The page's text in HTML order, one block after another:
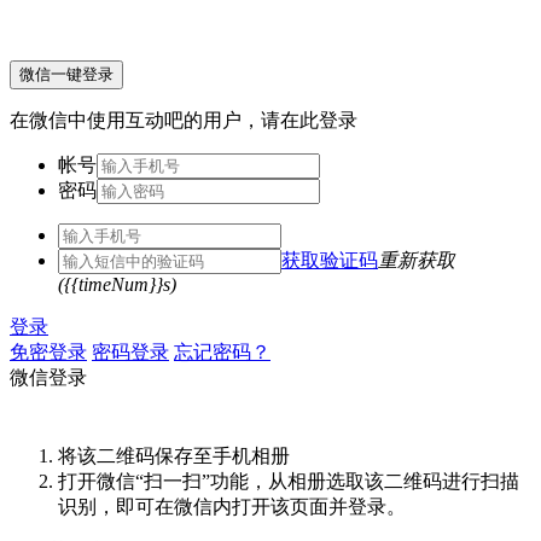
微信一键登录
在微信中使用互动吧的用户，请在此登录
帐号
密码
获取验证码重新获取
({{timeNum}}s)
登录
免密登录 密码登录 忘记密码？
微信登录
将该二维码保存至手机相册
打开微信“扫一扫”功能，从相册选取该二维码进行扫描
识别，即可在微信内打开该页面并登录。